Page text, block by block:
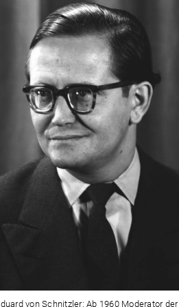
von Schnitzler: Ab 1960 Moderator der